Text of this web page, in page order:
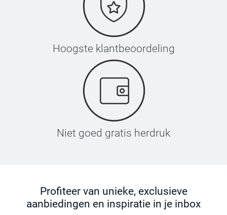
Hoogste klantbeoordeling
Niet goed gratis herdruk
Profiteer van unieke, exclusieve
aanbiedingen en inspiratie in je inbox